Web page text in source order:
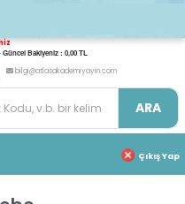
Bakiyeniz : 0,00 TL
bilgi@atlasakademiyayin.com
ARA
Çıkış Yap